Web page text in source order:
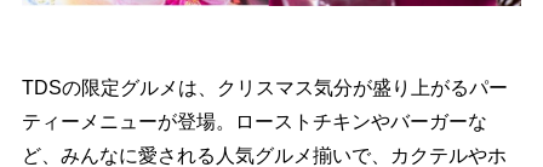
TDSの限定グルメは、クリスマス気分が盛り上がるパー
ティーメニューが登場。ローストチキンやバーガーな
ど、みんなに愛される人気グルメ揃いで、カクテルやホ